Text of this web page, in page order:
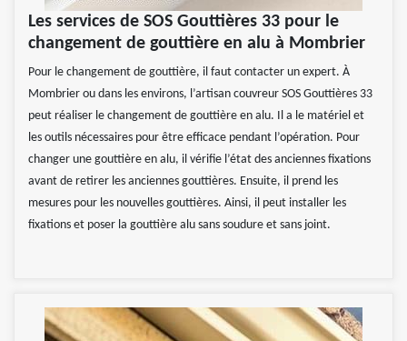
Les services de SOS Gouttières 33 pour le
changement de gouttière en alu à Mombrier
Pour le changement de gouttière, il faut contacter un expert. À
Mombrier ou dans les environs, l’artisan couvreur SOS Gouttières 33
peut réaliser le changement de gouttière en alu. Il a le matériel et
les outils nécessaires pour être efficace pendant l’opération. Pour
changer une gouttière en alu, il vérifie l’état des anciennes fixations
avant de retirer les anciennes gouttières. Ensuite, il prend les
mesures pour les nouvelles gouttières. Ainsi, il peut installer les
fixations et poser la gouttière alu sans soudure et sans joint.